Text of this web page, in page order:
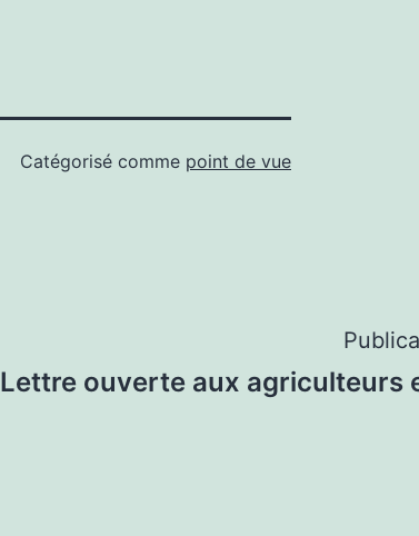
Catégorisé comme point de vue
Lettre ouverte aux agriculteurs